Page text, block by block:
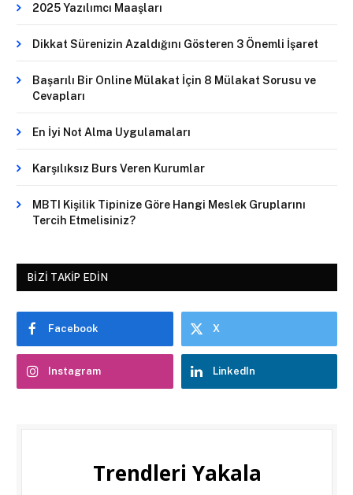
2025 Yazılımcı Maaşları
Dikkat Sürenizin Azaldığını Gösteren 3 Önemli İşaret
Başarılı Bir Online Mülakat İçin 8 Mülakat Sorusu ve
Cevapları
En İyi Not Alma Uygulamaları
Karşılıksız Burs Veren Kurumlar
MBTI Kişilik Tipinize Göre Hangi Meslek Gruplarını
Tercih Etmelisiniz?
BIZI TAKIP EDIN
Facebook X
Instagram LinkedIn
Trendleri Yakala